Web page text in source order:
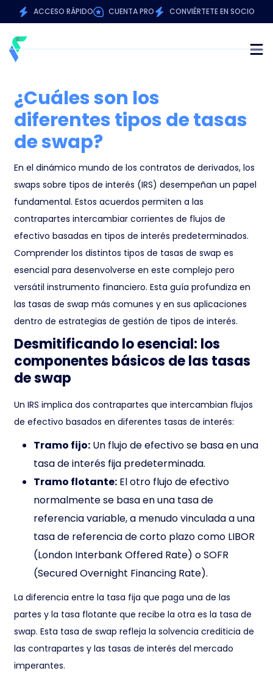
ACCESO RÁPIDO CUENTA PRO CONVIÉRTETE EN SOCIO
¿Cuáles son los
diferentes tipos de tasas
de swap?
En el dinámico mundo de los contratos de derivados, los
swaps sobre tipos de interés (IRS) desempeñan un papel
fundamental. Estos acuerdos permiten a las
contrapartes intercambiar corrientes de flujos de
efectivo basadas en tipos de interés predeterminados.
Comprender los distintos tipos de tasas de swap es
esencial para desenvolverse en este complejo pero
versátil instrumento financiero. Esta guía profundiza en
las tasas de swap más comunes y en sus aplicaciones
dentro de estrategias de gestión de tipos de interés.
Desmitificando lo esencial: los
componentes básicos de las tasas
de swap
Un IRS implica dos contrapartes que intercambian flujos
de efectivo basados en diferentes tasas de interés:
Tramo fijo: Un flujo de efectivo se basa en una
tasa de interés fija predeterminada.
Tramo flotante: El otro flujo de efectivo
normalmente se basa en una tasa de
referencia variable, a menudo vinculada a una
tasa de referencia de corto plazo como LIBOR
(London Interbank Offered Rate) o SOFR
(Secured Overnight Financing Rate).
La diferencia entre la tasa fija que paga una de las
partes y la tasa flotante que recibe la otra es la tasa de
swap. Esta tasa de swap refleja la solvencia crediticia de
las contrapartes y las tasas de interés del mercado
imperantes.